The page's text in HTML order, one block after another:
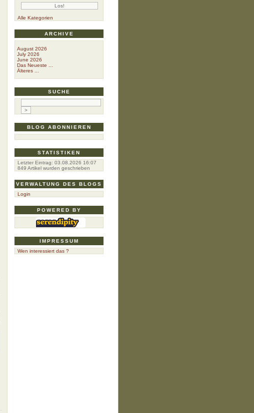
Alle Kategorien
ARCHIVE
August 2026
July 2026
June 2026
Das Neueste ...
Älteres ...
SUCHE
BLOG ABONNIEREN
STATISTIKEN
Letzter Eintrag: 03.08.2026 16:07
849 Artikel wurden geschrieben
VERWALTUNG DES BLOGS
Login
POWERED BY
IMPRESSUM
Wen interessiert das ?